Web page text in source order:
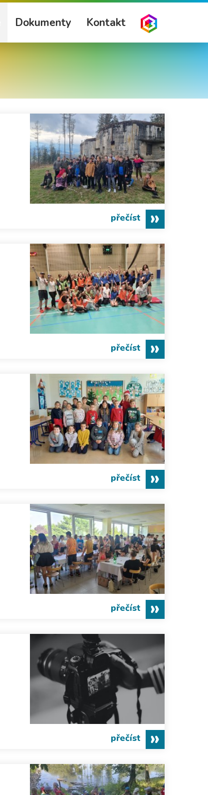
Dokumenty Kontakt
přečíst
přečíst
přečíst
přečíst
přečíst